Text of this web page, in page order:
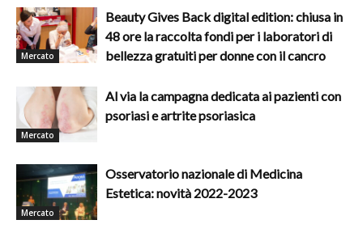
Mercato
Beauty Gives Back digital edition: chiusa in
48 ore la raccolta fondi per i laboratori di
bellezza gratuiti per donne con il cancro
Mercato
Al via la campagna dedicata ai pazienti con
psoriasi e artrite psoriasica
Mercato
Osservatorio nazionale di Medicina
Estetica: novità 2022-2023